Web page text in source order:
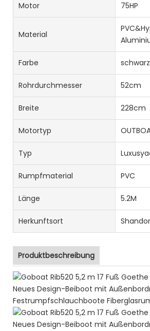
Motor 75HP
Material
Farbe
Rohrdurchmesser 52cm
Breite 228cm
Motortyp
Typ
Rumpfmaterial PVC
Länge 5.2M
Herkunftsort
Produktbeschreibung